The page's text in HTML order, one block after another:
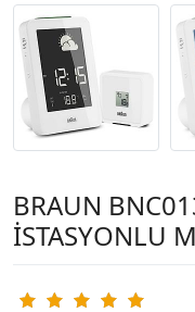
BRAUN
İSTASYONLU